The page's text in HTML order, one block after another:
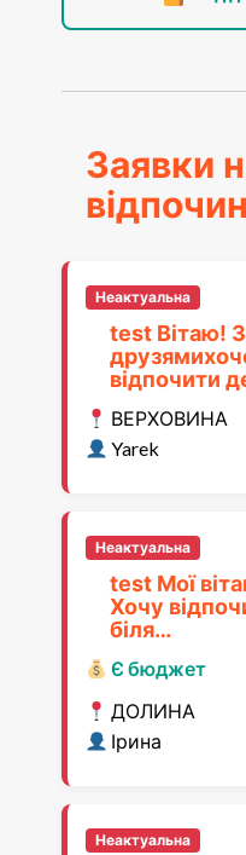
Заявки
Неактуальна
test Вітаю! З
відпочити
ВЕРХОВИНА
Yarek
Неактуальна
test Мої
Хочу
біля…
Є бюджет
ДОЛИНА
Ірина
Неактуальна